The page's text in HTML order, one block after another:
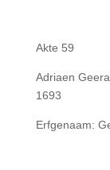
Akte 59
Adriaen
1693
Erfgenaam: